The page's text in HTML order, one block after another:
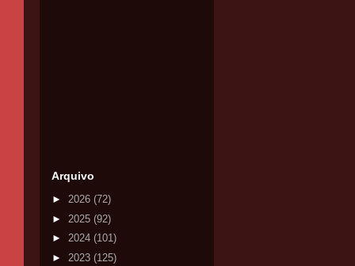
Arquivo
► 2026 (72)
► 2025 (92)
► 2024 (101)
► 2023 (125)